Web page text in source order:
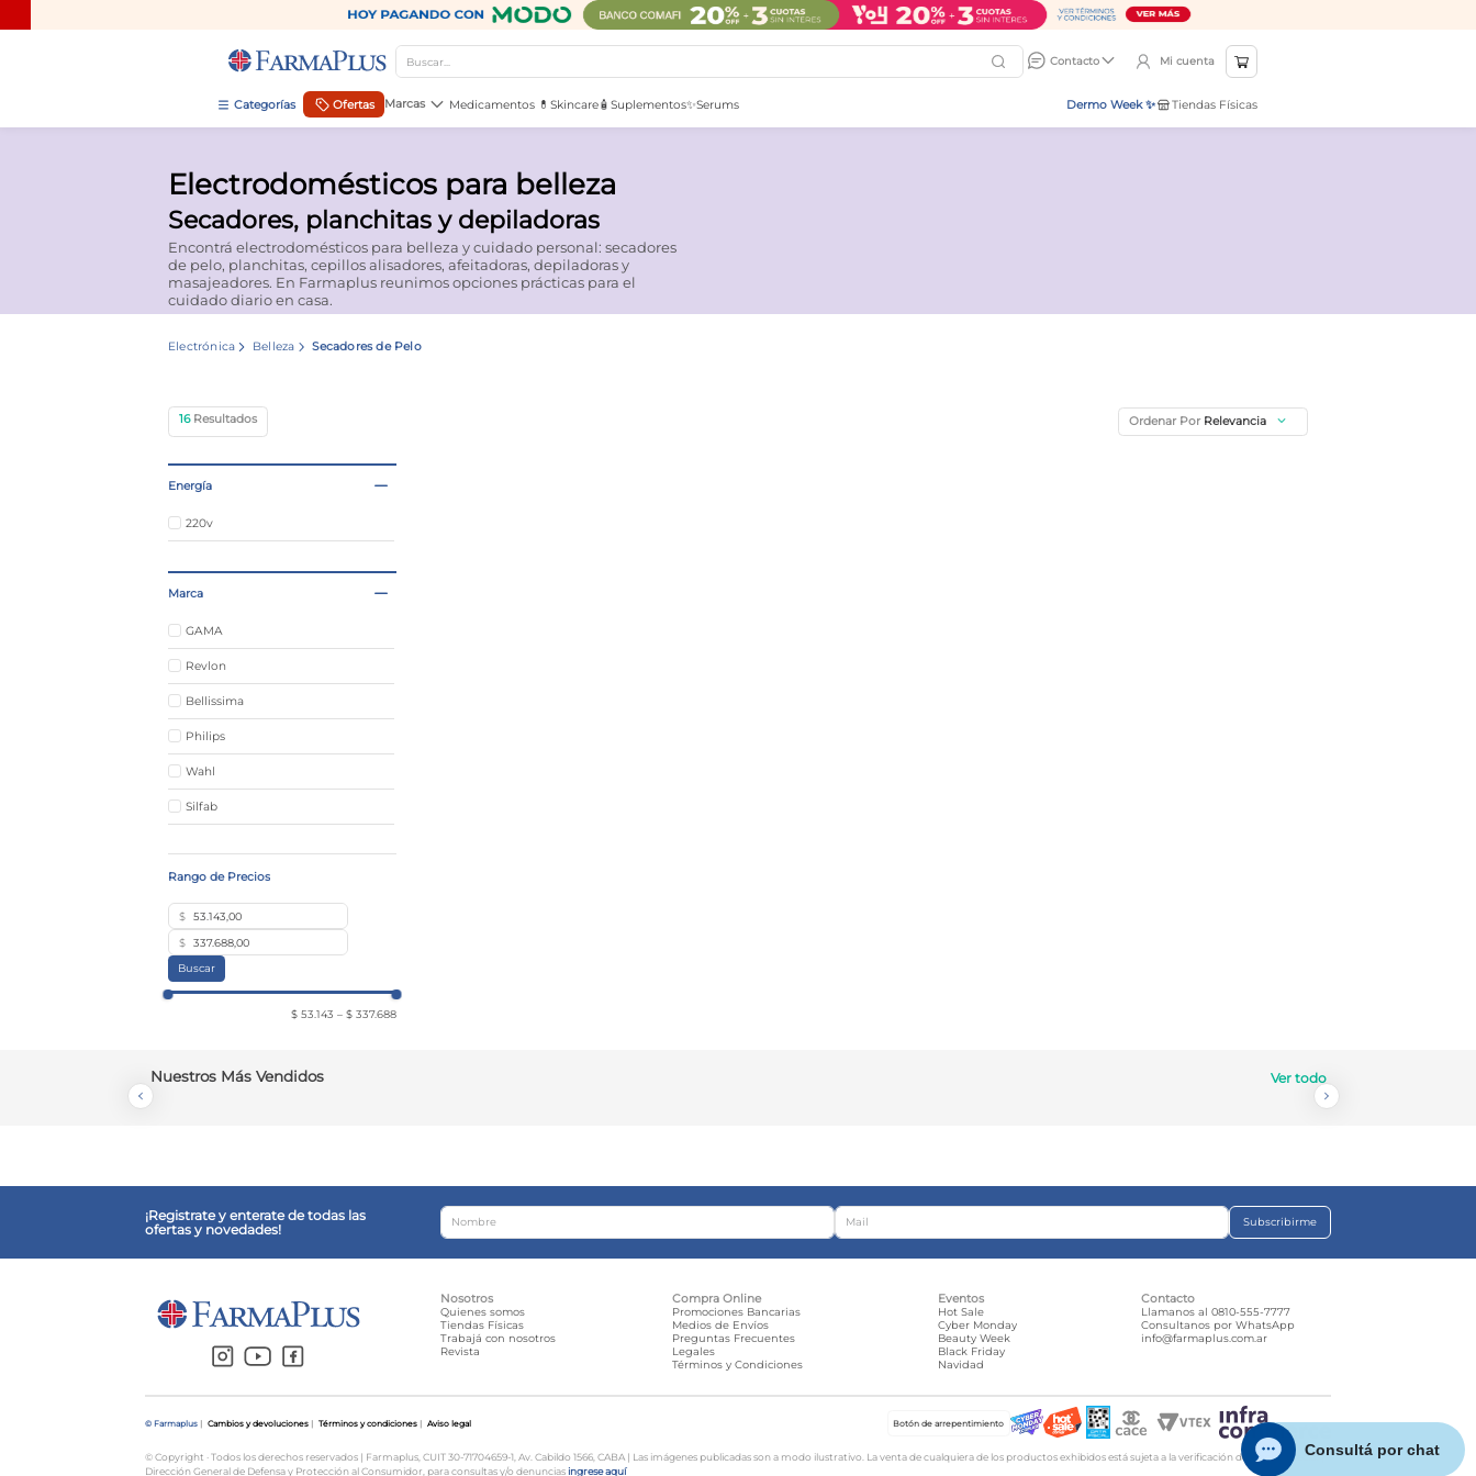
Buscar...
Contacto
Mi cuenta
Ofertas Marcas Medicamentos 💊 Skincare🧴 Suplementos✨Serums Dermo Week ✨ Tiendas Físicas
Electrodomésticos para belleza
Secadores, planchitas y depiladoras
Encontrá electrodomésticos para belleza y cuidado personal: secadores
de pelo, planchitas, cepillos alisadores, afeitadoras, depiladoras y
masajeadores. En Farmaplus reunimos opciones prácticas para el
cuidado diario en casa.
Electrónica Belleza Secadores de Pelo
16 Ordenar Por Relevancia
Energía
220v
Marca
GAMA
Revlon
Bellissima
Philips
Wahl
Silfab
$
$
Buscar
$ 53.143 – $ 337.688
Nuestros Más Vendidos Ver todo
¡Registrate y enterate de todas las
ofertas y novedades!
Subscribirme
Nosotros
Quienes somos
Tiendas Físicas
Trabajá con nosotros
Revista
Compra Online
Promociones Bancarias
Medios de Envíos
Preguntas Frecuentes
Legales
Términos y Condiciones
Eventos
Hot Sale
Cyber Monday
Beauty Week
Black Friday
Navidad
Contacto
Llamanos al 0810-555-7777
Consultanos por WhatsApp
info@farmaplus.com.ar
© Farmaplus | Cambios y devoluciones | Términos y condiciones | Aviso legal Botón de arrepentimiento
© Copyright · Todos los derechos reservados | Farmaplus, CUIT 30-71704659-1, Av. Cabildo 1566, CABA | Las imágenes publicadas son a modo ilustrativo. La venta de cualquiera de los productos exhibidos está sujeta a la verificación de stock y precio. |
Dirección General de Defensa y Protección al Consumidor, para consultas y/o denunciasingrese aquí
TÉRMINOS MÁS BUSCADOS
.
cerave limpieza
3.
creatina
4.
loreal
5.
shampoo
8 .
contorno ojos
10. vitamina c